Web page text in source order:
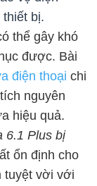
bị.
thể gây khó
được. Bài
điện thoại chi
nguyên
hiệu quả.
6.1 Plus bị
ổn định cho
tuyệt vời với